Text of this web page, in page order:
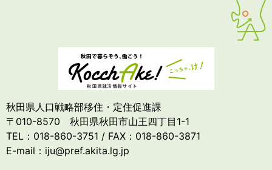
秋田県人口戦略部移住・定住促進課
〒010-8570 秋田県秋田市山王四丁目1-1
TEL：018-860-3751 / FAX：018-860-3871
E-mail：iju@pref.akita.lg.jp